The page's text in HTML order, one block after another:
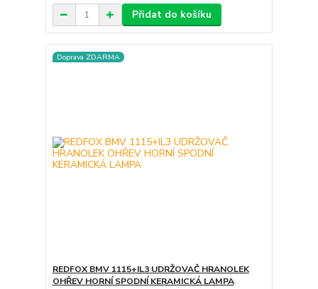
Přidat do košíku
Doprava ZDARMA
REDFOX BMV 1115+IL3 UDRŽOVAČ HRANOLEK
OHŘEV HORNÍ SPODNÍ KERAMICKÁ LAMPA